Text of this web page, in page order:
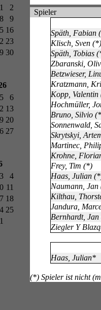
1
2
8
9
16
23
30
5
6
13
20
27
3
4
11
18
25
Spieler
Späth, Fabian
Klisch, Sven (*)
Späth, Tobias
Zbaranski,
Betzwieser,
Kratzmann,
Kopp,
Hochmüller,
Bruno, Silvio
Sonnenwald,
Skrytskyi,
Martinec,
Krohne,
Frey, Tim (*)
Haas, Julian
Naumann,
Kilthau,
Jandura,
Bernhardt,
Ziegler Y
Haas, Julian*
(*) Spieler ist nicht